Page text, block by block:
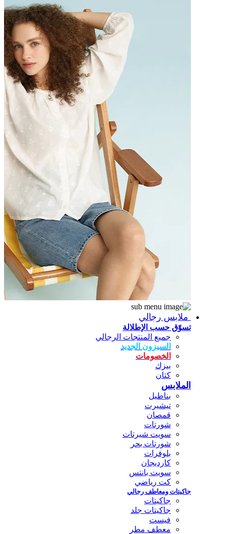
ملابس رجالي
تسوّق حسب الإطلالة
جميع المنتجات الرجالي
السيزون الجديد
الخصومات
بيزك
كتان
الملابس
بناطيل
تيشيرت
قمصان
شورتات
سويت شيرتات
شورتات بحر
بلوفرات
كارديجان
سويت بانتس
كت رياضي
جاكيتات ومعاطف رجالي
جاكيتات
جاكيتات جلد
فيست
معطف مطر